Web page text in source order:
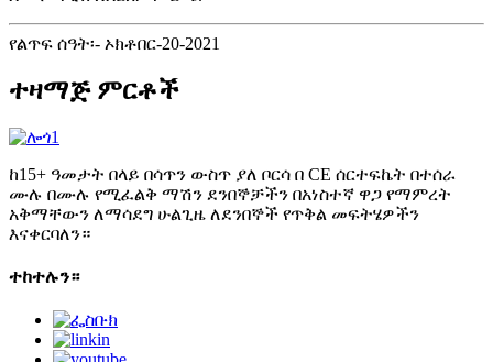
የልጥፍ ሰዓት፡- ኦክቶበር-20-2021
ተዛማጅ ምርቶች
ከ15+ ዓመታት በላይ በሳጥን ውስጥ ያለ ቦርሳ በ CE ሰርተፍኬት በተሰራ
ሙሉ በሙሉ የሚፈልቅ ማሽን ደንበኞቻችን በአነስተኛ ዋጋ የማምረት
አቅማቸውን ለማሳደግ ሁልጊዜ ለደንበኞች የጥቅል መፍትሄዎችን
እናቀርባለን።
ተከተሉን።